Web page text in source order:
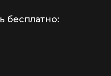
бесплатно: